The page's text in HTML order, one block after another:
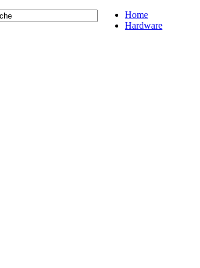
Home
Hardware